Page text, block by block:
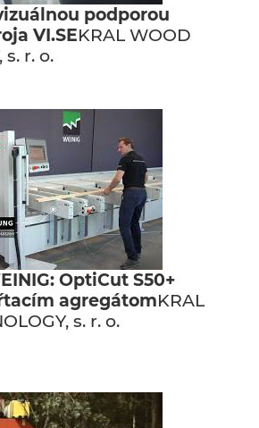
podporou
VI.SEKRAL WOOD
s. r. o.
OptiCut S50+
agregátomKRAL
s. r. o.